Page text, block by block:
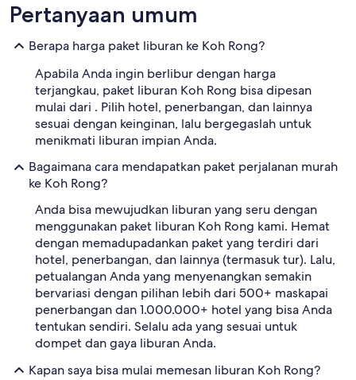
Pertanyaan umum
Berapa harga paket liburan ke Koh Rong?
Apabila Anda ingin berlibur dengan harga
terjangkau, paket liburan Koh Rong bisa dipesan
mulai dari . Pilih hotel, penerbangan, dan lainnya
sesuai dengan keinginan, lalu bergegaslah untuk
menikmati liburan impian Anda.
Bagaimana cara mendapatkan paket perjalanan murah
ke Koh Rong?
Anda bisa mewujudkan liburan yang seru dengan
menggunakan paket liburan Koh Rong kami. Hemat
dengan memadupadankan paket yang terdiri dari
hotel, penerbangan, dan lainnya (termasuk tur). Lalu,
petualangan Anda yang menyenangkan semakin
bervariasi dengan pilihan lebih dari 500+ maskapai
penerbangan dan 1.000.000+ hotel yang bisa Anda
tentukan sendiri. Selalu ada yang sesuai untuk
dompet dan gaya liburan Anda.
Kapan saya bisa mulai memesan liburan Koh Rong?